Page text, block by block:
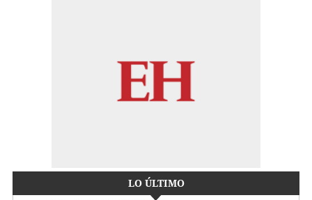
LO ÚLTIMO